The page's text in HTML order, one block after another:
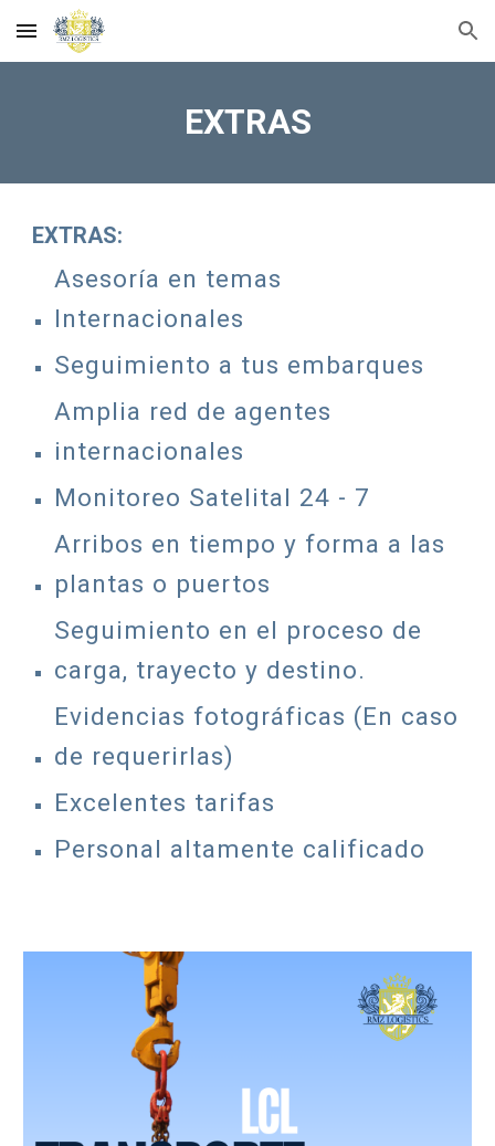
Skip to main content Skip to navigation
EXTRAS
EXTRAS:
Asesoría en temas
Internacionales
Seguimiento a tus embarques
Amplia red de agentes
internacionales
Monitoreo Satelital 24 - 7
Arribos en tiempo y forma a las
plantas o puertos
Seguimiento en el proceso de
carga, trayecto y destino.
Evidencias fotográficas (En caso
de requerirlas)
Excelentes tarifas
Personal altamente calificado